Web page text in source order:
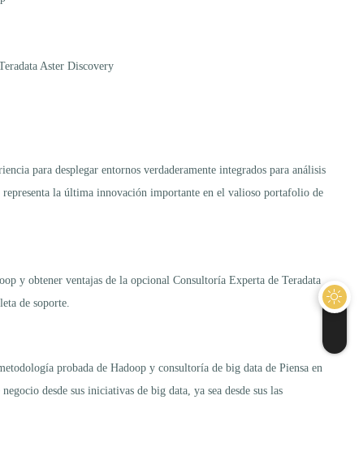
Aster Discovery
para desplegar entornos verdaderamente integrados para análisis
la última innovación importante en el valioso portafolio de
y obtener ventajas de la opcional Consultoría Experta de Teradata
de soporte.
probada de Hadoop y consultoría de big data de Piensa en
desde sus iniciativas de big data, ya sea desde sus las